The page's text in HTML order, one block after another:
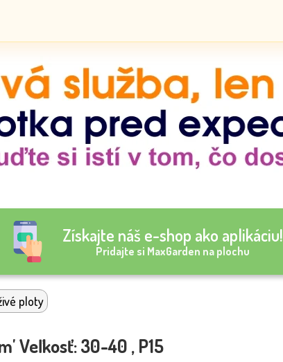
Získajte náš e-shop ako aplikáciu!
Pridajte si MaxGarden na plochu
ploty
Veľkosť: 30-40 , P15